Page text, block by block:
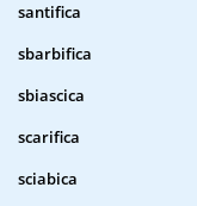
santifica
sbarbifica
sbiascica
scarifica
sciabica